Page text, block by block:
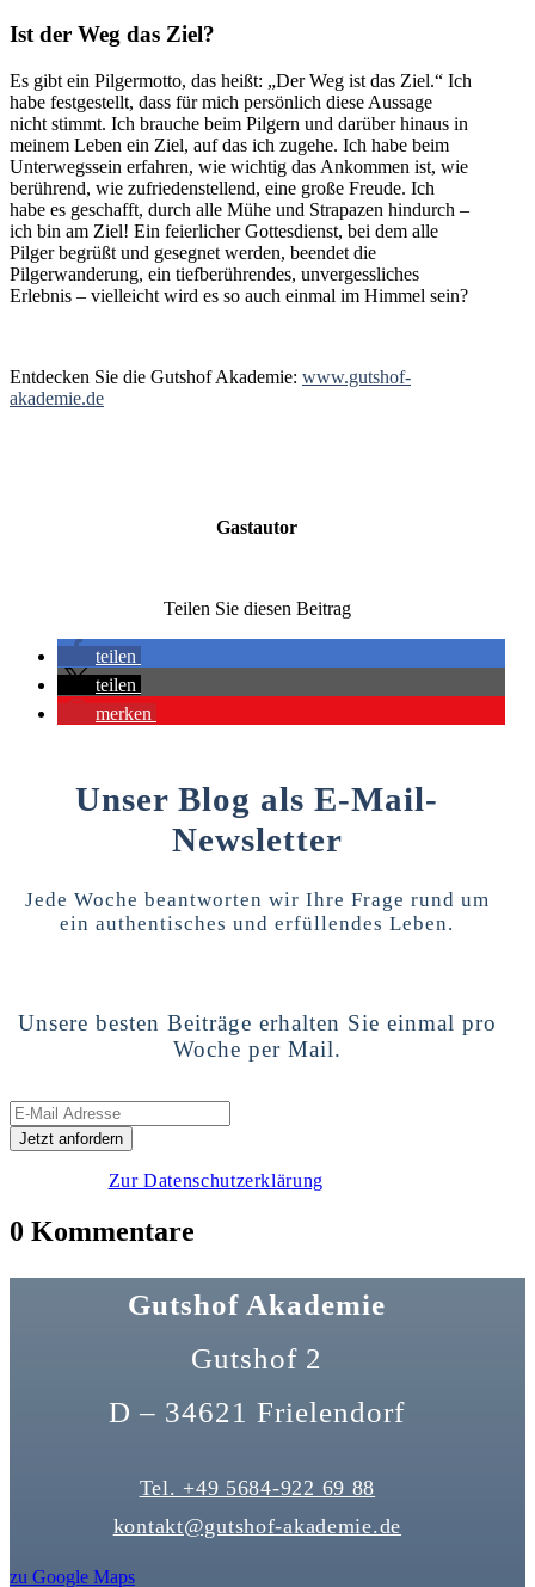
Ist der Weg das Ziel?
Es gibt ein Pilgermotto, das heißt: „Der Weg ist das Ziel.“ Ich
habe festgestellt, dass für mich persönlich diese Aussage
nicht stimmt. Ich brauche beim Pilgern und darüber hinaus in
meinem Leben ein Ziel, auf das ich zugehe. Ich habe beim
Unterwegssein erfahren, wie wichtig das Ankommen ist, wie
berührend, wie zufriedenstellend, eine große Freude. Ich
habe es geschafft, durch alle Mühe und Strapazen hindurch –
ich bin am Ziel! Ein feierlicher Gottesdienst, bei dem alle
Pilger begrüßt und gesegnet werden, beendet die
Pilgerwanderung, ein tiefberührendes, unvergessliches
Erlebnis – vielleicht wird es so auch einmal im Himmel sein?
Entdecken Sie die Gutshof Akademie: www.gutshof-
akademie.de
Gastautor
Teilen Sie diesen Beitrag
teilen
teilen
merken
Unser Blog als E-Mail-
Newsletter
Jede Woche beantworten wir Ihre Frage rund um
ein authentisches und erfüllendes Leben.
Unsere besten Beiträge erhalten Sie einmal pro
Woche per Mail.
Zur Datenschutzerklärung
0 Kommentare
Gutshof Akademie
Gutshof 2
D – 34621 Frielendorf
Tel. +49 5684-922 69 88
kontakt@gutshof-akademie.de
zu Google Maps